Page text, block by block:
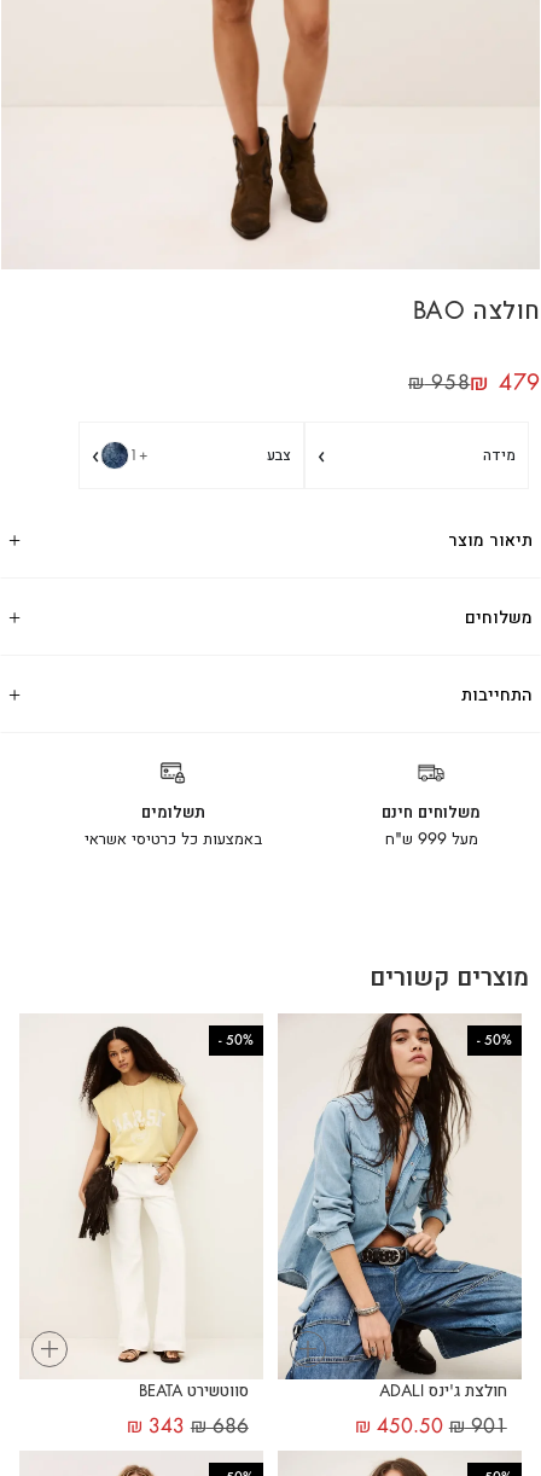
חולצה BAO
₪958₪ 479
מידה › צבע +1
›
תיאור מוצר
משלוחים
התחייבות
משלוחים חינם
מעל 999 ש"ח
תשלומים
באמצעות כל כרטיסי אשראי
מוצרים קשורים
+
50%
-
חולצת ג'ינס ADALI
₪901
₪ 450.50
+
50%
-
סווטשירט BEATA
₪686
₪ 343